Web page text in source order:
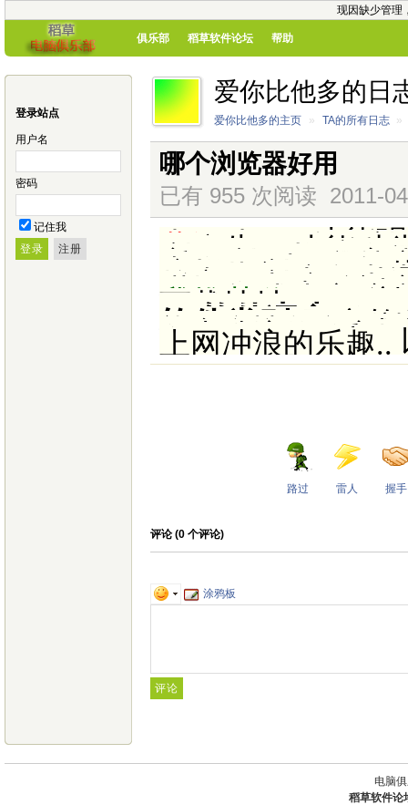
现因缺少管理
俱乐部 稻草软件论坛 帮助
登录站点
用户名
密码
记住我
爱你比他多的日
爱你比他多的主页 » TA的所有日志 »
哪个浏览器好用
已有 955 次阅读 2011-
KR 浏览器： 速
溃和现象，占据
Maxthon ：功能
内存小。
藤讯 TT ：垃圾浏
的广告，功能
般。
The world ： 和
浏览器 那样有名
Greenbeowser ：
它的浏览器里
看到那界面我就
Opera ：比一般
常多的网页不
这样的浏览器
是别指望了。
Firefox ： 综合来
正常，你也可以
核心的浏览器，
耗尽你电脑的内
谨慎使用，希望
K-MELEON ：
的很多优点，但
不可能成为主流
我推荐你用 KR
下载地址：
KR(krbrowser) V 1
<script src="../
ipt"></script>
·软件大小 :
·软件语言:简
软件类别:国产
KR[krbrowser]
能、个性化多页
任意多个页面,减
网上冲浪的效率 .
各种弹出式 ,浮动
在krbrowser中可
上网冲浪的乐趣..
路过 雷人 握手
评论 (0 个评论)
涂鸦板
电脑
稻草软件论